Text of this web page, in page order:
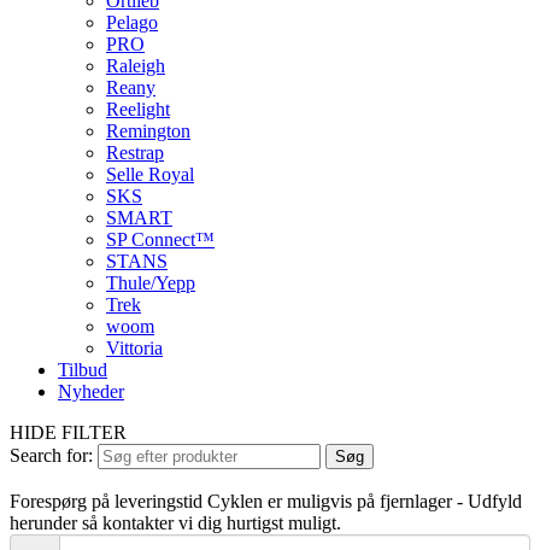
Pelago
PRO
Raleigh
Reany
Reelight
Remington
Restrap
Selle Royal
SKS
SMART
SP Connect™
STANS
Thule/Yepp
Trek
woom
Vittoria
Tilbud
Nyheder
HIDE FILTER
Search for:
Søg
Forespørg på leveringstid Cyklen er muligvis på fjernlager - Udfyld
herunder så kontakter vi dig hurtigst muligt.